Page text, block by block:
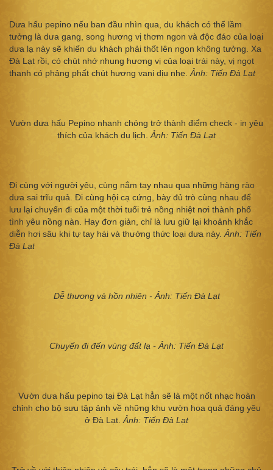
Dưa hấu pepino nếu ban đầu nhìn qua, du khách có thể lầm
tưởng là dưa gang, song hương vị thơm ngon và độc đáo của loại
dưa lạ này sẽ khiến du khách phải thốt lên ngon không tưởng. Xa
Đà Lạt rồi, có chút nhớ nhung hương vị của loại trái này, vị ngọt
thanh có phảng phất chút hương vani dịu nhẹ. Ảnh: Tiến Đà Lạt
Vườn dưa hấu Pepino nhanh chóng trở thành điểm check - in yêu
thích của khách du lịch. Ảnh: Tiến Đà Lạt
Đi cùng với người yêu, cùng nắm tay nhau qua những hàng rào
dưa sai trĩu quả. Đi cùng hội cạ cứng, bày đủ trò cùng nhau để
lưu lại chuyến đi của một thời tuổi trẻ nồng nhiệt nơi thành phố
tình yêu nồng nàn. Hay đơn giản, chỉ là lưu giữ lại khoảnh khắc
diễn hơi sâu khi tự tay hái và thưởng thức loại dưa này. Ảnh: Tiến
Đà Lạt
Dễ thương và hồn nhiên - Ảnh: Tiến Đà Lạt
Chuyến đi đến vùng đất lạ - Ảnh: Tiến Đà Lạt
Vườn dưa hấu pepino tại Đà Lạt hẳn sẽ là một nốt nhạc hoàn
chỉnh cho bộ sưu tập ảnh về những khu vườn hoa quả đáng yêu
ở Đà Lạt.Ảnh: Tiến Đà Lạt